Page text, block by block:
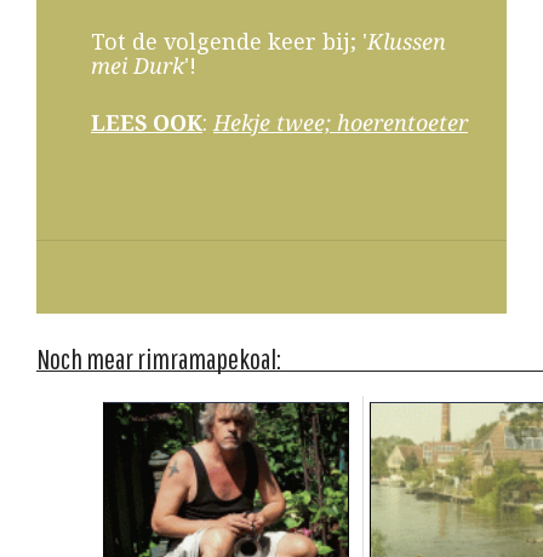
Tot de volgende keer bij; 'Klussen
mei Durk'!
LEES OOK:Hekje twee; hoerentoeter
Noch mear rimramapekoal: